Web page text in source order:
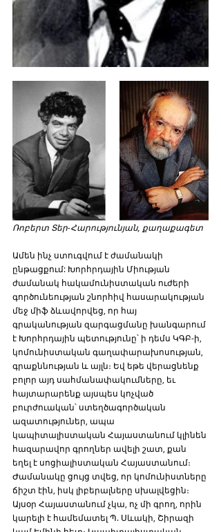
Ռոբերտ Տեր-Հարությունյան, քաղաքագետ
Ամեն ինչ ստուգվում է ժամանակի
ընթացքում: Խորհրդային Միության
ժամանակ հակամունիստական ուժերի
գործունեության շնորհիվ հասարակության
մեջ միֆ ձևավորվեց, որ հայ
գրականության զարգացմանը խանգարում
է Խորհրդային պետությունը՝ ի դեմս ԿԳԲ-ի,
կոմունիստական գաղափարախոսության,
գրաքննության և այլն։ Եվ եթե վերացնենք
բոլոր այդ սահմանափակումները, եւ
հայտարարենք այսպես կոչված
բուրժուական՝ ստեղծագործական
ազատություներ, ապա
կապիտալիստական Հայաստանում կլինեն
հազարավոր գրողներ ավելի շատ, քան
եղել է սոցիալիստական Հայաստանում։
Ժամանակը ցույց տվեց, որ կոմունիստները
ճիշտ էին, իսկ լիբերալները սխալվեցին։
Այսօր Հայաստանում չկա, ոչ մի գրող, որին
կարելի է համեմատել Պ. Սևակի, Շիրազի